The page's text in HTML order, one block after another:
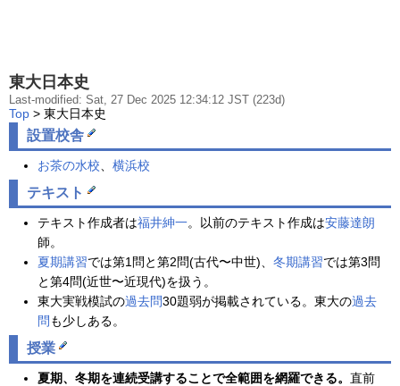
東大日本史
Last-modified: Sat, 27 Dec 2025 12:34:12 JST (223d)
Top > 東大日本史
設置校舎
お茶の水校 横浜校
テキスト
テキスト作成者は福井紳一。以前のテキスト作成は安藤達朗
師。
夏期講習では第1問と第2問(古代〜中世)、 冬期講習では第3問
と第4問(近世〜近現代)を扱う。
東大実戦模試の過去問30題弱が掲載されている。東大の過去
問 も少しある。
授業
夏期、冬期を連続受講することで全範囲を網羅できる。 直前